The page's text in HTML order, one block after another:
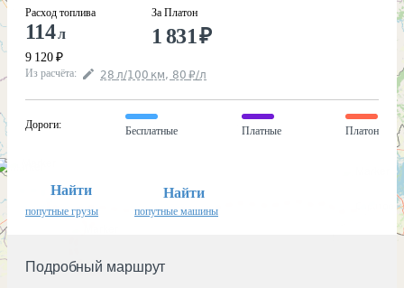
Расход топлива
114л
9 120 ₽
За Платон
1 831₽
Из расчёта: 28 л/100 км, 80 ₽/л
Дороги:
Бесплатные Платные Платон
Найти
попутные грузы
Найти
попутные машины
Подробный маршрут